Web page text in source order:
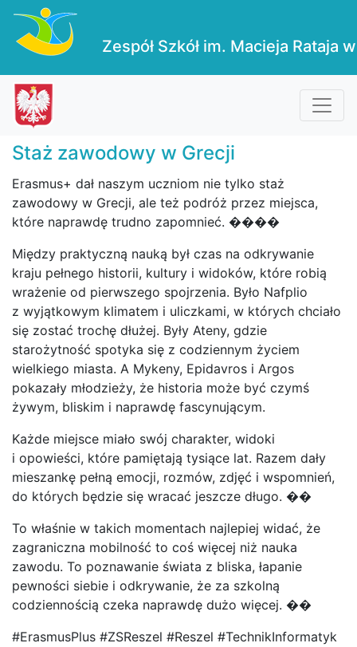
Zespół Szkół im. Macieja Rataja
Staż zawodowy w Grecji
Erasmus+ dał naszym uczniom nie tylko staż
zawodowy w Grecji, ale też podróż przez miejsca,
które naprawdę trudno zapomnieć. ����
Między praktyczną nauką był czas na odkrywanie
kraju pełnego historii, kultury i widoków, które robią
wrażenie od pierwszego spojrzenia. Było Nafplio
z wyjątkowym klimatem i uliczkami, w których chciało
się zostać trochę dłużej. Były Ateny, gdzie
starożytność spotyka się z codziennym życiem
wielkiego miasta. A Mykeny, Epidavros i Argos
pokazały młodzieży, że historia może być czymś
żywym, bliskim i naprawdę fascynującym.
Każde miejsce miało swój charakter, widoki
i opowieści, które pamiętają tysiące lat. Razem dały
mieszankę pełną emocji, rozmów, zdjęć i wspomnień,
do których będzie się wracać jeszcze długo. ��
To właśnie w takich momentach najlepiej widać, że
zagraniczna mobilność to coś więcej niż nauka
zawodu. To poznawanie świata z bliska, łapanie
pewności siebie i odkrywanie, że za szkolną
codziennością czeka naprawdę dużo więcej. ��
#ErasmusPlus #ZSReszel #Reszel #TechnikInformatyk